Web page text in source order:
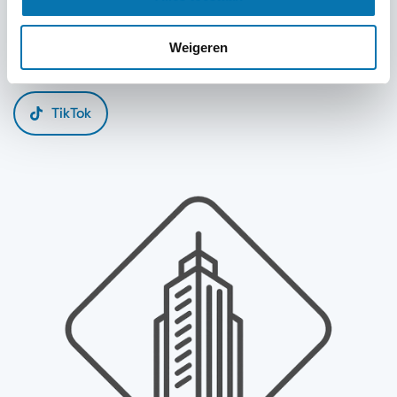
Weigeren
Linkedin
X
TikTok